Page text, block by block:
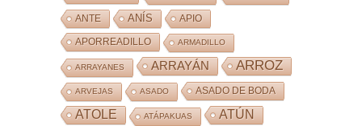
ANTE ANÍS APIO
APORREADILLO ARMADILLO
ARRAYANES ARRAYÁN ARROZ
ARVEJAS ASADO ASADO DE BODA
ATOLE ATÁPAKUAS ATÚN